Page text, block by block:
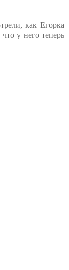
как Егорка
у него теперь